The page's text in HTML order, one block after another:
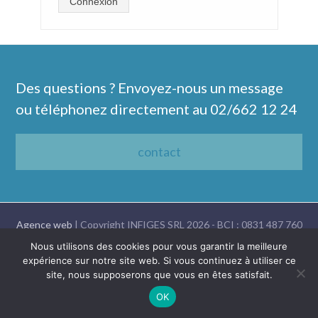
Des questions ? Envoyez-nous un message
ou téléphonez directement au 02/662 12 24
contact
Agence web | Copyright INFIGES SRL 2026 - BCI : 0831 487 760
Nederlands Français
Nous utilisons des cookies pour vous garantir la meilleure
expérience sur notre site web. Si vous continuez à utiliser ce
site, nous supposerons que vous en êtes satisfait.
OK